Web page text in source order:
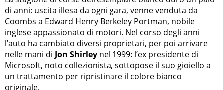
di anni: uscita illesa da ogni gara, venne venduta da
Coombs a Edward Henry Berkeley Portman, nobile
inglese appassionato di motori. Nel corso degli anni
l’auto ha cambiato diversi proprietari, per poi arrivare
nelle mani di Jon Shirley nel 1999: l’ex presidente di
Microsoft, noto collezionista, sottopose il suo gioiello a
un trattamento per ripristinare il colore bianco
originale.